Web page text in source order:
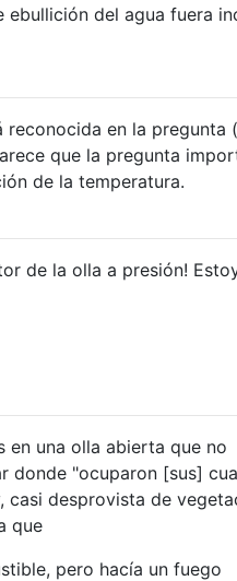
del agua fuera
reconocida en la pregunta
que la pregunta
de la temperatura.
de la olla a presión!
en una olla abierta que no
donde "ocuparon [sus]
casi desprovista de
que
pero hacía un fuego